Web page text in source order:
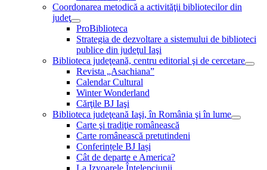
Coordonarea metodică a activităţii bibliotecilor din
judeţ
ProBiblioteca
Strategia de dezvoltare a sistemului de biblioteci
publice din judeţul Iaşi
Biblioteca judeţeană, centru editorial şi de cercetare
Revista „Asachiana”
Calendar Cultural
Winter Wonderland
Cărţile BJ Iaşi
Biblioteca judeţeană Iaşi, în România şi în lume
Carte şi tradiţie românească
Carte românească pretutindeni
Conferințele BJ Iași
Cât de departe e America?